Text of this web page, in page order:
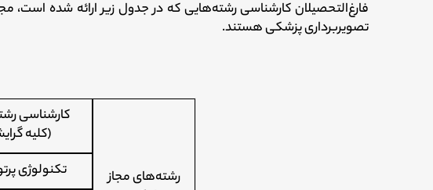
فارغ‌التحصیلان کارشناسی رشته‌هایی که در جدول زیر ارائه شده است،
تصویربرداری پزشکی هستند.
رشته‌های مجاز
کارشناسی
(کلیه
تکنولوژی